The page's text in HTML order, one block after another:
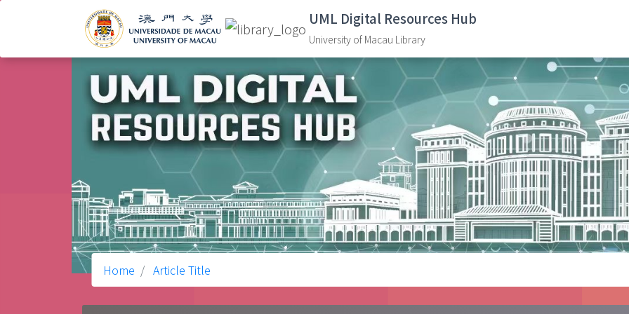
UML Digital Resources Hub
University of Macau Library
Home Article Title